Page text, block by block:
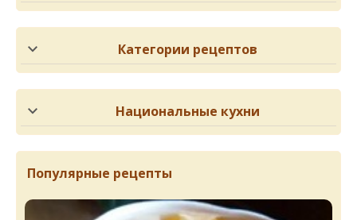
Категории рецептов
Национальные кухни
Популярные рецепты